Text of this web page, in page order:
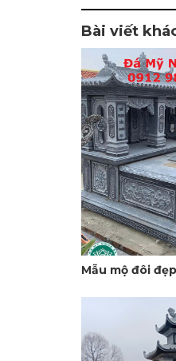
Bài viết
Mẫu mộ đôi